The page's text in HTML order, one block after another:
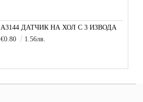
A3144 ДАТЧИК НА ХОЛ С 3 ИЗВОДА
€0.80
1.56лв.